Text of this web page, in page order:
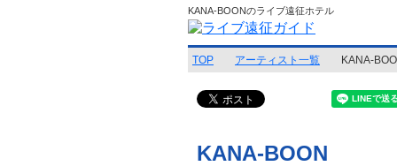
KANA-BOONのライブ遠征ホテル
TOP アーティスト一覧 KANA-
KANA-BOON